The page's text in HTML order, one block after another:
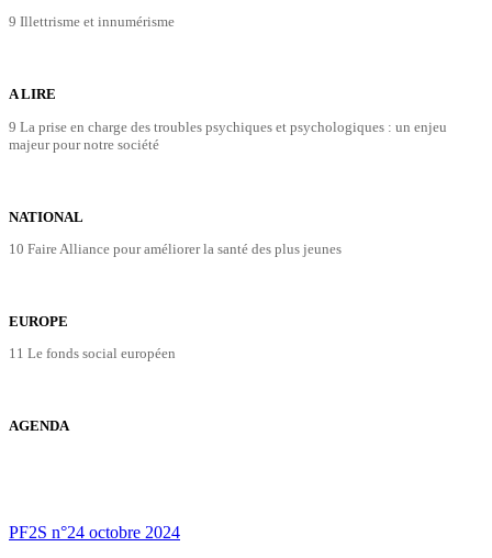
9 Illettrisme et innumérisme
A LIRE
9 La prise en charge des troubles psychiques et psychologiques : un enjeu
majeur pour notre société
NATIONAL
10 Faire Alliance pour améliorer la santé des plus jeunes
EUROPE
11 Le fonds social européen
AGENDA
PF2S n°24 octobre 2024